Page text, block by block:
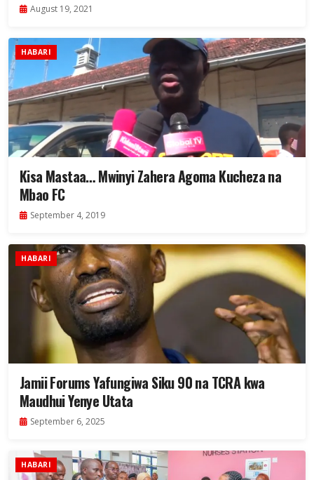
August 19, 2021
HABARI
Kisa Mastaa… Mwinyi Zahera Agoma Kucheza na
Mbao FC
September 4, 2019
HABARI
Jamii Forums Yafungiwa Siku 90 na TCRA kwa
Maudhui Yenye Utata
September 6, 2025
HABARI